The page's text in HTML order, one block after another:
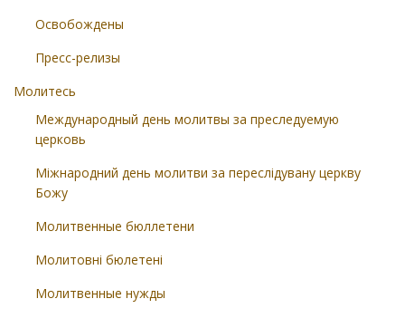
Освобождены
Пресс-релизы
Молитесь
Международный день молитвы за преследуемую
церковь
Міжнародний день молитви за переслідувану церкву
Божу
Молитвенные бюллетени
Молитовні бюлетені
Молитвенные нужды